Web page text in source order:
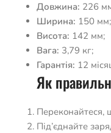
Довжина: 226
Ширина: 150 мм;
Висота: 142 мм;
Вага: 3,79 кг;
Гарантія: 12
Як
Переконайтеся,
Під’єднайте